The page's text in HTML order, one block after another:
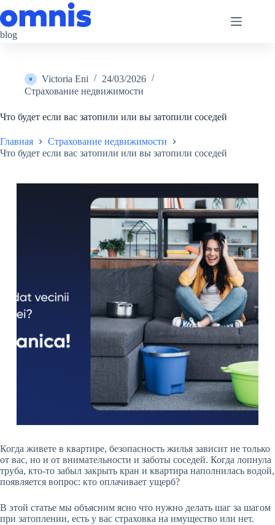
к
сути
blog
Victoria Eni
24/03/2026
Страхование недвижимости
Что будет если вас затопили или вы затопили соседей
Главная
Страхование недвижимости
Что будет если вас затопили или вы затопили соседей
Когда живете в квартире, безопасность жилья зависит не только
от вас, но и от внимательности и заботы соседей. Когда лопнула
труба, кто-то забыл закрыть кран и квартира наполнилась водой,
появляется вопрос: кто оплачивает ущерб?
В этой статье мы объясним ясно что нужно делать шаг за шагом
при затоплении, есть у вас страховка на имущество или нет.